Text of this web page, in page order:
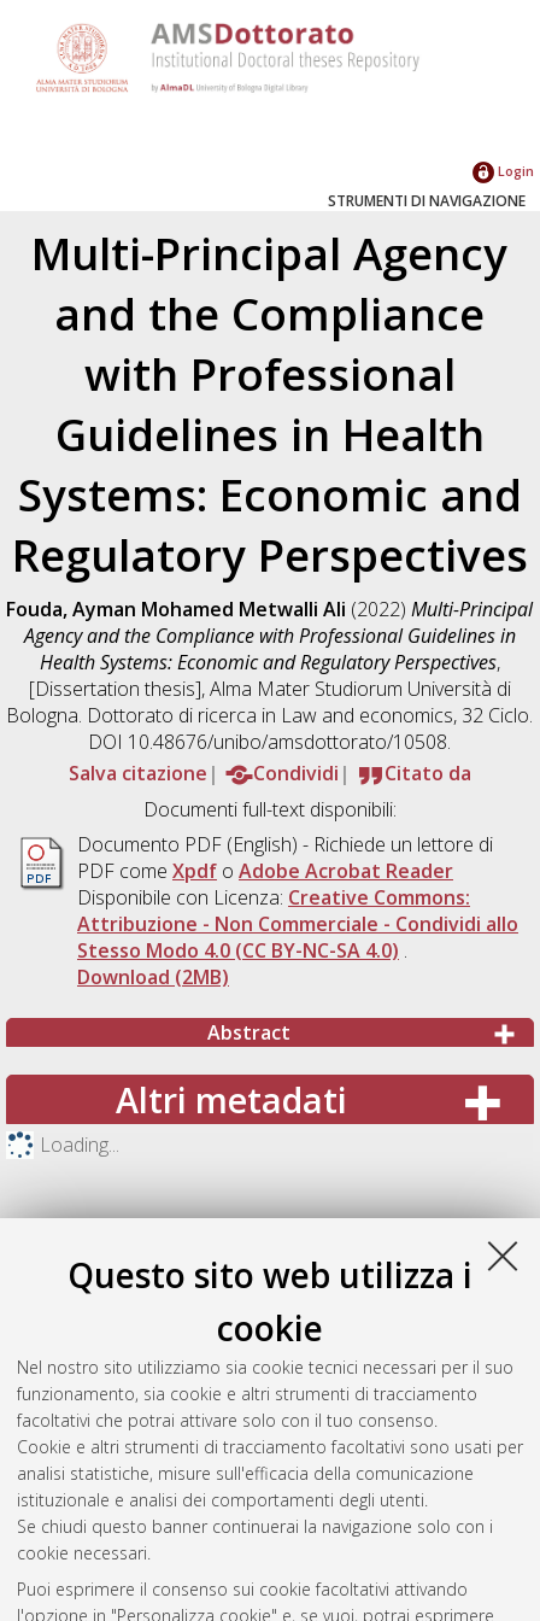
Questo sito web utilizza i
cookie
Nel nostro sito utilizziamo sia cookie tecnici necessari per il suo
funzionamento, sia cookie e altri strumenti di tracciamento
facoltativi che potrai attivare solo con il tuo consenso.
Cookie e altri strumenti di tracciamento facoltativi sono usati per
analisi statistiche, misure sull'efficacia della comunicazione
istituzionale e analisi dei comportamenti degli utenti.
Se chiudi questo banner continuerai la navigazione solo con i
cookie necessari.
Puoi esprimere il consenso sui cookie facoltativi attivando
l'opzione in "Personalizza cookie" e, se vuoi, potrai esprimere
Login
STRUMENTI DI NAVIGAZIONE
Multi-Principal Agency
and the Compliance
with Professional
Guidelines in Health
Systems: Economic and
Regulatory Perspectives
Fouda, Ayman Mohamed Metwalli Ali (2022)Multi-Principal
Agency and the Compliance with Professional Guidelines in
Health Systems: Economic and Regulatory Perspectives,
[Dissertation thesis], Alma Mater Studiorum Università di
Bologna. Dottorato di ricerca in Law and economics, 32 Ciclo.
DOI 10.48676/unibo/amsdottorato/10508.
Salva citazione
Condividi
Citato da
Documenti full-text disponibili:
Documento PDF(English) - Richiede un lettore di
PDF come Xpdfo Adobe Acrobat Reader
Disponibile con Licenza: Creative Commons:
Attribuzione - Non Commerciale - Condividi allo
Stesso Modo 4.0 (CC BY-NC-SA 4.0) .
Download (2MB)
Abstract
Altri metadati
Loading...
Gestione del documento:
Atom
Rss 1.0